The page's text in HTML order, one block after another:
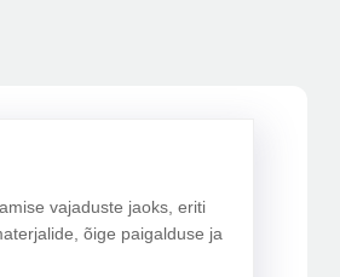
vajaduste jaoks, eriti
õige paigalduse ja